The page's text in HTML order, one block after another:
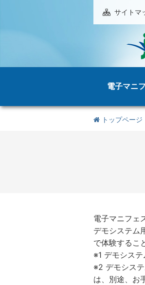
サイトマ
電子マニ
トップページ
電子マニフェ
デモシステム
で体験するこ
※1 デモシステ
※2 デモシス
は、別途、お